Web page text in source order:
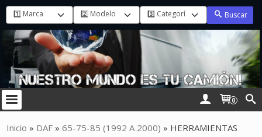
Buscar
0
Inicio » DAF » 65-75-85 (1992 A 2000) » HERRAMIENTAS